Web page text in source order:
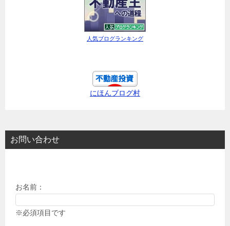
人気ブログランキング
にほんブログ村
お問い合わせ
お名前：
※必須項目です